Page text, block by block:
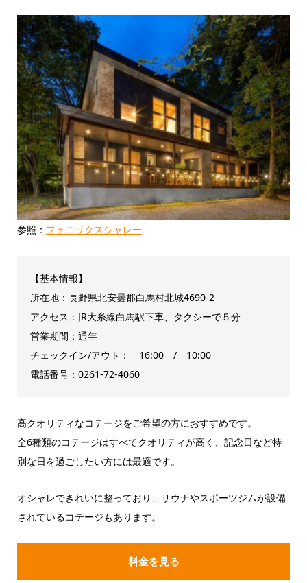
参照： フェニックスシャレー
【基本情報】
所在地：長野県北安曇郡白馬村北城4690-2
アクセス：JR大糸線白馬駅下車、タクシーで５分
営業期間：通年
チェックイン/アウト： 16:00 / 10:00
電話番号：0261-72-4060
高クオリティなコテージをご希望の方におすすめです。
全6種類のコテージはすべてクオリティが高く、記念日など特
別な日を過ごしたい方には最適です。
オシャレできれいに整っており、サウナやスポーツジムが設備
されているコテージもあります。
料金を見る